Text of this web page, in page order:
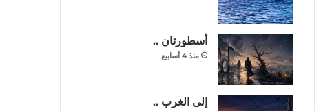
أسطورتان ..
منذ 4 أسابيع
إلى الغرب ..